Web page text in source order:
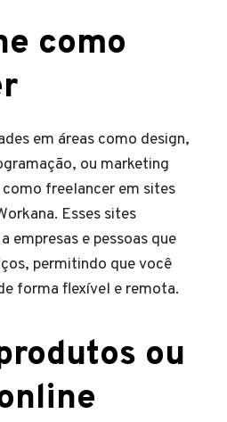
como
em áreas como design,
ou marketing
freelancer em sites
Esses sites
empresas e pessoas que
permitindo que você
forma flexível e remota.
ou